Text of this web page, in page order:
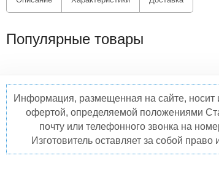
Популярные товары
Информация, размещенная на сайте, носит
офертой, определяемой положениями
почту или телефонного звонка на
Изготовитель оставляет за собой